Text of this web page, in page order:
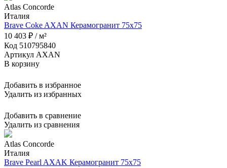
Atlas Concorde
Италия
Brave Coke AXAN Керамогранит 75x75
10 403 ₽ / м²
Код 510795840
Артикул AXAN
В корзину
Добавить в избранное
Удалить из избранных
Добавить в сравнение
Удалить из сравнения
Atlas Concorde
Италия
Brave Pearl AXAK Керамогранит 75x75